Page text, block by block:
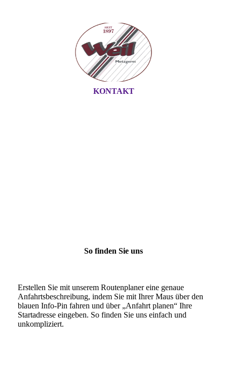
KONTAKT
So finden Sie uns
Erstellen Sie mit unserem Routenplaner eine genaue
Anfahrts­beschreibung, indem Sie mit Ihrer Maus über den
blauen Info-Pin fahren und über „Anfahrt planen“ Ihre
Startadresse eingeben. So finden Sie uns einfach und
unkompliziert.